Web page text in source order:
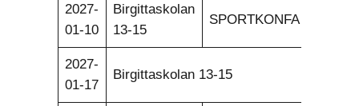
2027-
01-10
Birgittaskolan
13-15
SPORTKONFA
2027-
01-17
Birgittaskolan 13-15